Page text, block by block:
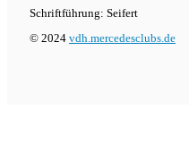
Schriftführung: Seifert
© 2024 vdh.mercedesclubs.de